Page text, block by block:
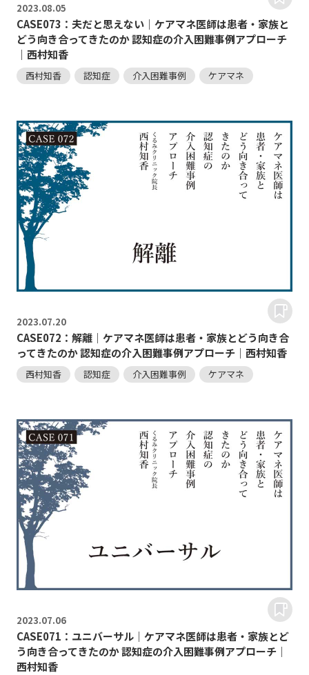
2023.08.05
CASE073：夫だと思えない｜ケアマネ医師は患者・家族と
どう向き合ってきたのか 認知症の介入困難事例アプローチ
｜西村知香
西村知香 認知症 介入困難事例 ケアマネ
2023.07.20
CASE072：解離｜ケアマネ医師は患者・家族とどう向き合
ってきたのか 認知症の介入困難事例アプローチ｜西村知香
西村知香 認知症 介入困難事例 ケアマネ
2023.07.06
CASE071：ユニバーサル｜ケアマネ医師は患者・家族とど
う向き合ってきたのか 認知症の介入困難事例アプローチ｜
西村知香